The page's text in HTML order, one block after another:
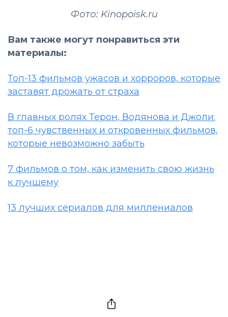
Фото: Kinopoisk.ru
Вам также могут понравиться эти
материалы:
Топ-13 фильмов ужасов и хорроров, которые
заставят дрожать от страха
В главных ролях Терон, Водянова и Джоли:
топ-6 чувственных и откровенных фильмов,
которые невозможно забыть
7 фильмов о том, как изменить свою жизнь
к лучшему
13 лучших сериалов для миллениалов